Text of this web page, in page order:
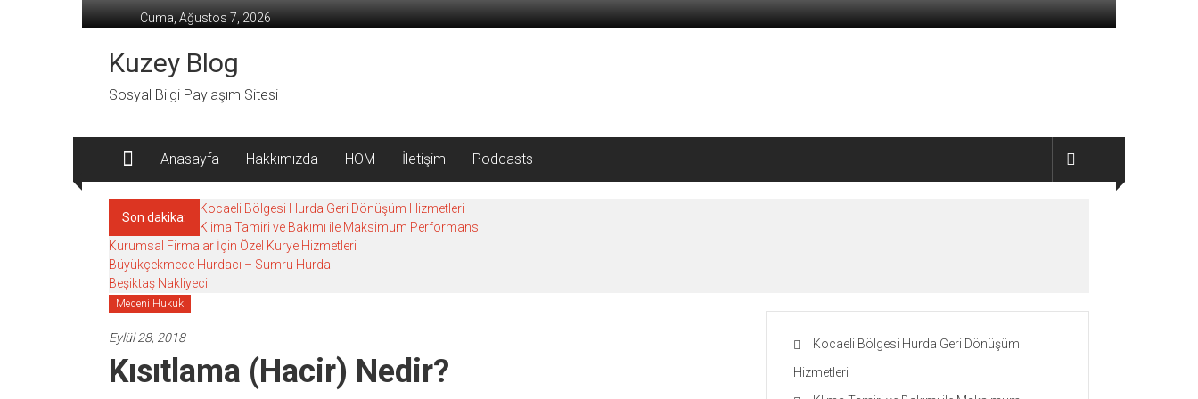
geç
Cuma, Ağustos 7, 2026
Kuzey Blog
Sosyal Bilgi Paylaşım Sitesi
Anasayfa Hakkımızda HOM İletişim Podcasts
Son dakika:
Kocaeli Bölgesi Hurda Geri Dönüşüm Hizmetleri
Klima Tamiri ve Bakımı ile Maksimum Performans
Kurumsal Firmalar İçin Özel Kurye Hizmetleri
Büyükçekmece Hurdacı – Sumru Hurda
Beşiktaş Nakliyeci
Medeni Hukuk
Eylül 28, 2018
Kısıtlama (Hacir) Nedir?
Kocaeli Bölgesi Hurda Geri Dönüşüm
Hizmetleri